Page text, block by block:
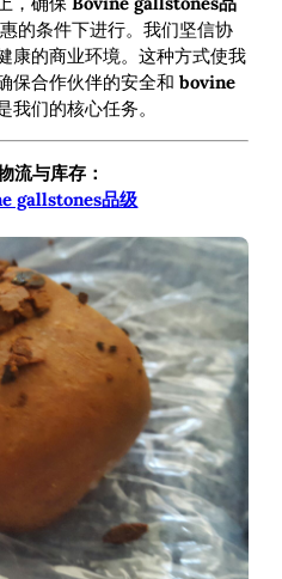
的条件下进行。我们坚信协
康的商业环境。这种方式使我
保合作伙伴的安全和 bovine
我们的核心任务。
流与库存：
gallstones品级